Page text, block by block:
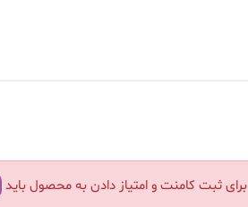
برای ثبت کامنت و امتیاز دادن به محصول باید